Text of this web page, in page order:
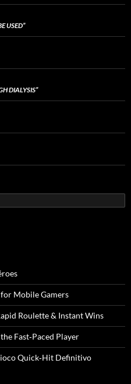
USED”
DIALYSIS”
Mobile Gamers
Roulette & Instant Wins
Fast‑Paced Player
Quick‑Hit Definitivo